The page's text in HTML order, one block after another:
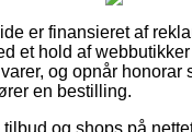
er finansieret af
et hold af
og opnår honorar
en bestilling.
og shops på